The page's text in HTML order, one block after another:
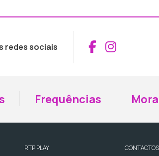
redes sociais Aceder
Frequências
RTP PLAY
CONTACTOS